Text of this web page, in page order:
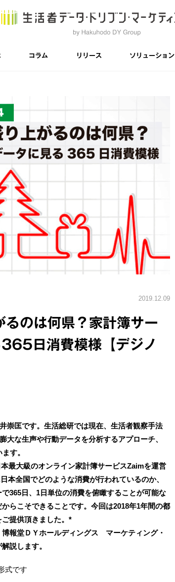
コラム リリース ソリューション
2019.12.09
るのは何県？家計簿サー
日消費模様【デジノ
崇匡です。生活総研では現在、生活者観察手法
な生声や行動データを分析するアプローチ、
す。
最大級のオンライン家計簿サービスZaimを運営
本全国でどのような消費が行われているのか、
365日、1日単位の消費を俯瞰することが可能な
らこそできることです。今回は2018年1年間の都
提供頂きました。*
報堂ＤＹホールディングス マーケティング・
説します。
式です